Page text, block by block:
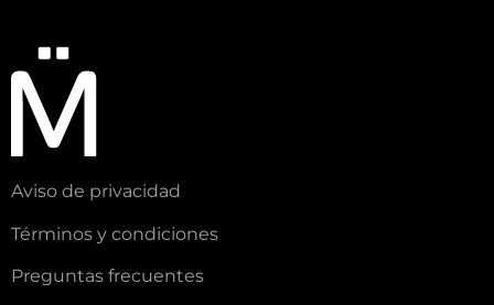
Aviso de privacidad
Términos y condiciones
Preguntas frecuentes